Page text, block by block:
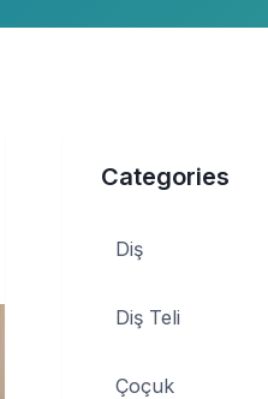
Categories
Diş
Diş Teli
Çoçuk